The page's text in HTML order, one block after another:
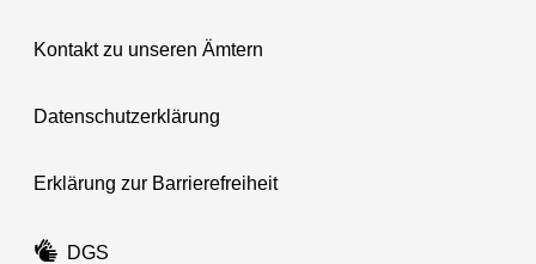
Kontakt zu unseren Ämtern
Datenschutzerklärung
Erklärung zur Barrierefreiheit
DGS